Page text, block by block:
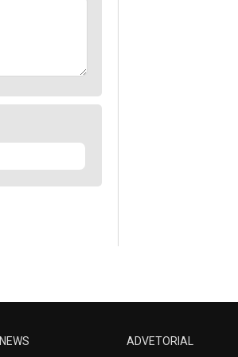
NEWS ADVETORIAL